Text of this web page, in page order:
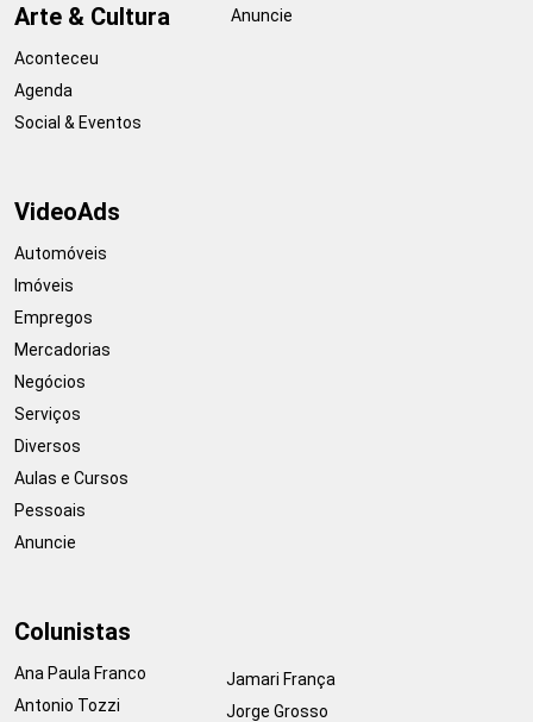
Arte & Cultura
Aconteceu
Agenda
Social & Eventos
Anuncie
VideoAds
Automóveis
Imóveis
Empregos
Mercadorias
Negócios
Serviços
Diversos
Aulas e Cursos
Pessoais
Anuncie
Colunistas
Ana Paula Franco
Antonio Tozzi
Jamari França
Jorge Grosso